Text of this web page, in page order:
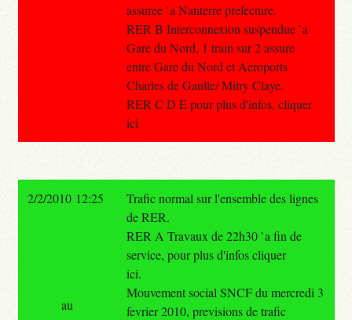
assuree `a Nanterre prefecture.
RER B Interconnexion suspendue `a
Gare du Nord, 1 train sur 2 assure
entre Gare du Nord et Aeroports
Charles de Gaulle/ Mitry Claye.
RER C D E pour plus d'infos, cliquer
ici
2/2/2010 12:25
Trafic normal sur l'ensemble des lignes
de RER.
RER A Travaux de 22h30 `a fin de
service, pour plus d'infos cliquer
ici.
Mouvement social SNCF du mercredi 3
fevrier 2010, previsions de trafic
au